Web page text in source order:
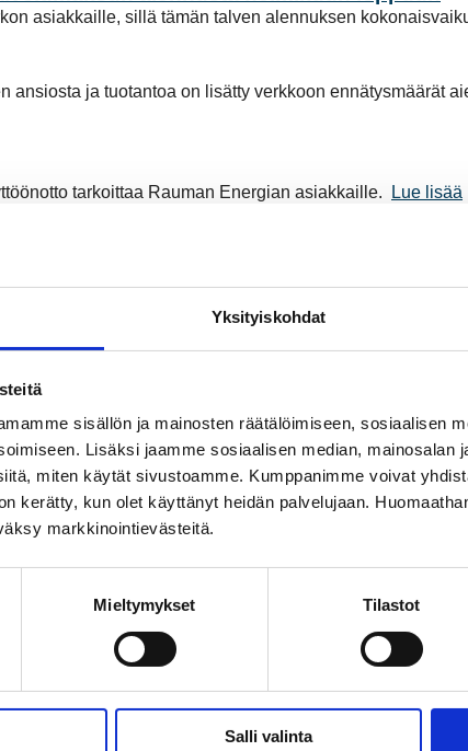
Yksityiskohdat
sisällön ja mainosten räätälöimiseen, sosiaalisen
Lisäksi jaamme sosiaalisen median, mainosalan
miten käytät sivustoamme. Kumppanimme voivat
kerätty, kun olet käyttänyt heidän palvelujaan.
markkinointievästeitä.
Mieltymykset Tilastot
Salli valinta
asiakkaille, sillä tämän talven alennuksen
ja tuotantoa on lisätty verkkoon ennätysmäärät
tarkoittaa Rauman Energian asiakkaille.
Lue lisää
loppuvuoden ajaksi
miljoonaa euroa.
laskevansa verkkopalvelumaksua määräaikaisesti
tai tuodaan. Tällöin sähkön kulutusta joudutaan
talven aikana
on kantaverkkoyhtiö Fingridin keskiviikkoinen tiedote.
klo 01:een
uuden vaihtoehdon sähkönkulutuksen ohjaukseen
36 kilometrin pituinen voimajohto Kalannin ja
muutoksia
ja sähköliittymien laskut maksetaan suoraan